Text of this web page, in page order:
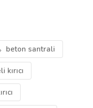
beton santrali
kırıcı